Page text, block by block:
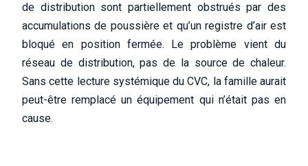
de distribution sont partiellement obstrués par des
accumulations de poussière et qu’un registre d’air est
bloqué en position fermée. Le problème vient du
réseau de distribution, pas de la source de chaleur.
Sans cette lecture systémique du CVC, la famille aurait
peut-être remplacé un équipement qui n’était pas en
cause.